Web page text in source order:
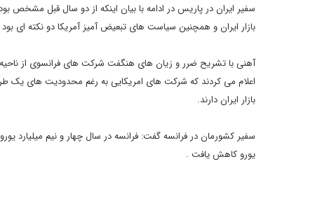
سفیر ایران در پاریس در ادامه با بیان اینکه از دو سال قبل
بازار ایران و همچنین سیاست های تبعیض آمیز آمریکا دو نکته ای
آهنی با تشریح ضرر و زیان های هنگفت شرکت های فرانسوی از
اعلام می کردند که شرکت های امریکایی به رغم محدودیت های یک
بازار ایران دارند.
یورو کاهش یافت .